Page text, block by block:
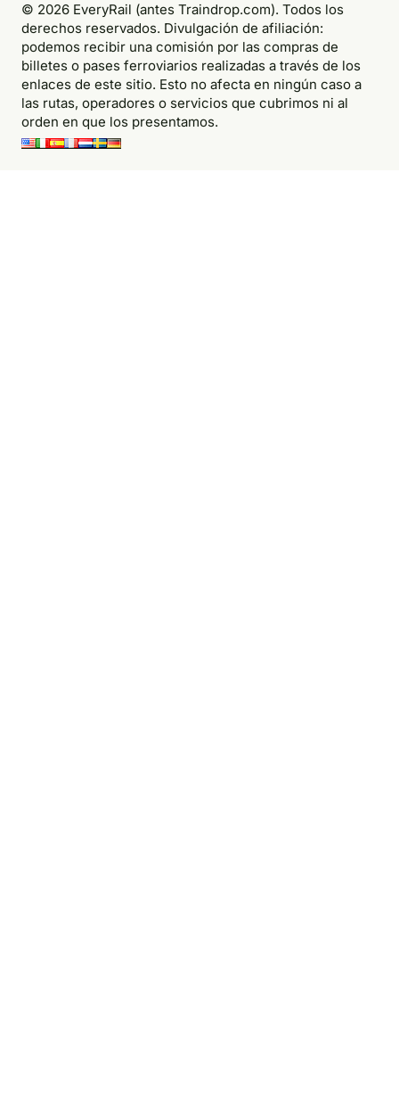
© 2026 EveryRail (antes Traindrop.com). Todos los
derechos reservados. Divulgación de afiliación:
podemos recibir una comisión por las compras de
billetes o pases ferroviarios realizadas a través de los
enlaces de este sitio. Esto no afecta en ningún caso a
las rutas, operadores o servicios que cubrimos ni al
orden en que los presentamos.